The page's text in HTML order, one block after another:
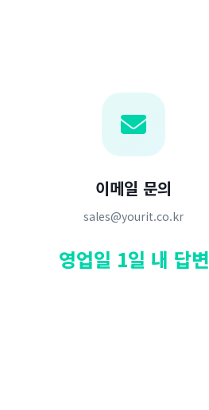
이메일 문의
sales@yourit.co.kr
영업일 1일 내 답변